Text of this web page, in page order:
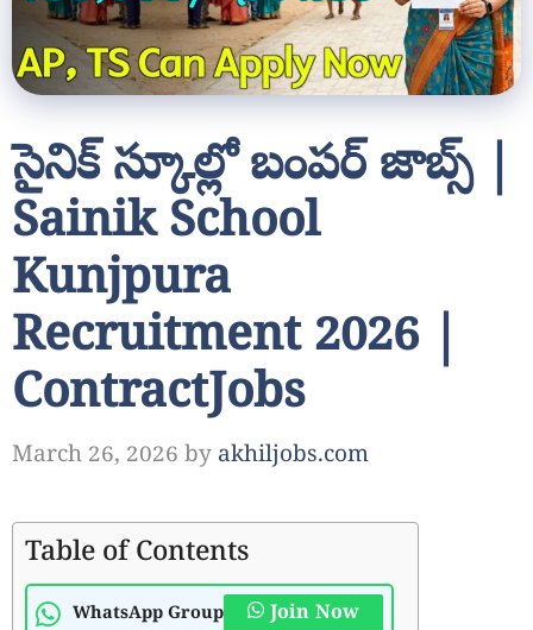
సైనిక్ స్కూల్లో బంపర్ జాబ్స్ |
Sainik School
Kunjpura
Recruitment 2026 |
ContractJobs
March 26, 2026 by akhiljobs.com
Table of Contents
WhatsApp Group Join Now